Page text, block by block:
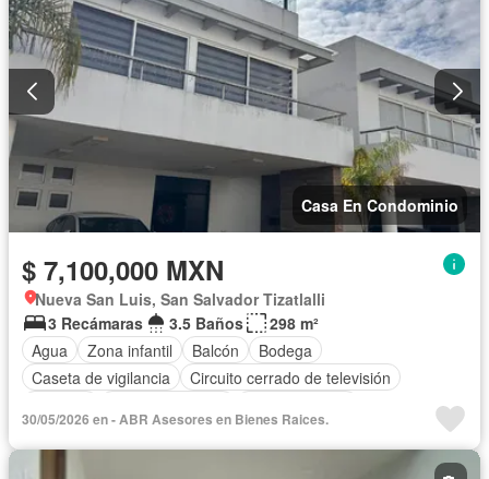
Casa En Condominio
$ 7,100,000 MXN
Nueva San Luis, San Salvador Tizatlalli
3 Recámaras
3.5 Baños
298 m²
Agua
Zona infantil Balcón
Bodega
Caseta de vigilancia
Circuito cerrado de televisión
Cuarto de Limpieza
Electricidad
Estacionamiento
Despacho
30/05/2026 en - ABR Asesores en Bienes Raices.